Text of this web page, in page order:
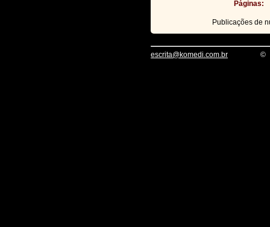
Páginas:
Publicações de
escrita@komedi.com.br ©